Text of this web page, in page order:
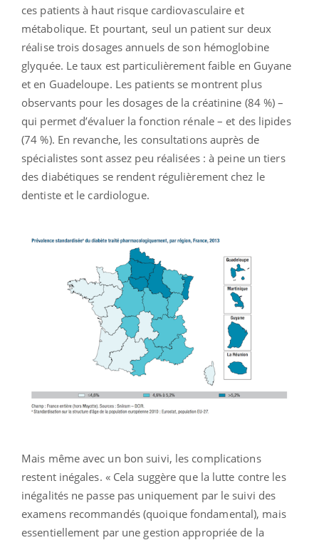
ces patients à haut risque cardiovasculaire et
métabolique. Et pourtant, seul un patient sur deux
réalise trois dosages annuels de son hémoglobine
glyquée. Le taux est particulièrement faible en Guyane
et en Guadeloupe. Les patients se montrent plus
observants pour les dosages de la créatinine (84 %) –
qui permet d’évaluer la fonction rénale – et des lipides
(74 %). En revanche, les consultations auprès de
spécialistes sont assez peu réalisées : à peine un tiers
des diabétiques se rendent régulièrement chez le
dentiste et le cardiologue.
Mais même avec un bon suivi, les complications
restent inégales. « Cela suggère que la lutte contre les
inégalités ne passe pas uniquement par le suivi des
examens recommandés (quoique fondamental), mais
essentiellement par une gestion appropriée de la